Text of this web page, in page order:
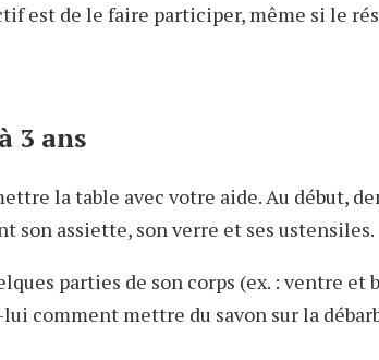
est de le faire participer, même si le
3 ans
la table avec votre aide. Au début,
son assiette, son verre et ses ustensiles.
parties de son corps (ex. : ventre et
comment mettre du savon sur la